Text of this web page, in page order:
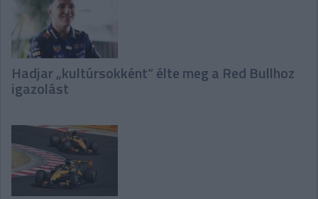
Hadjar „kultúrsokként” élte meg a Red Bullhoz
igazolást